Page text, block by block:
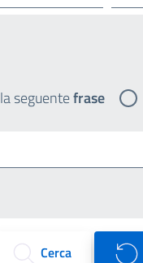
la seguentefrase
Cerca